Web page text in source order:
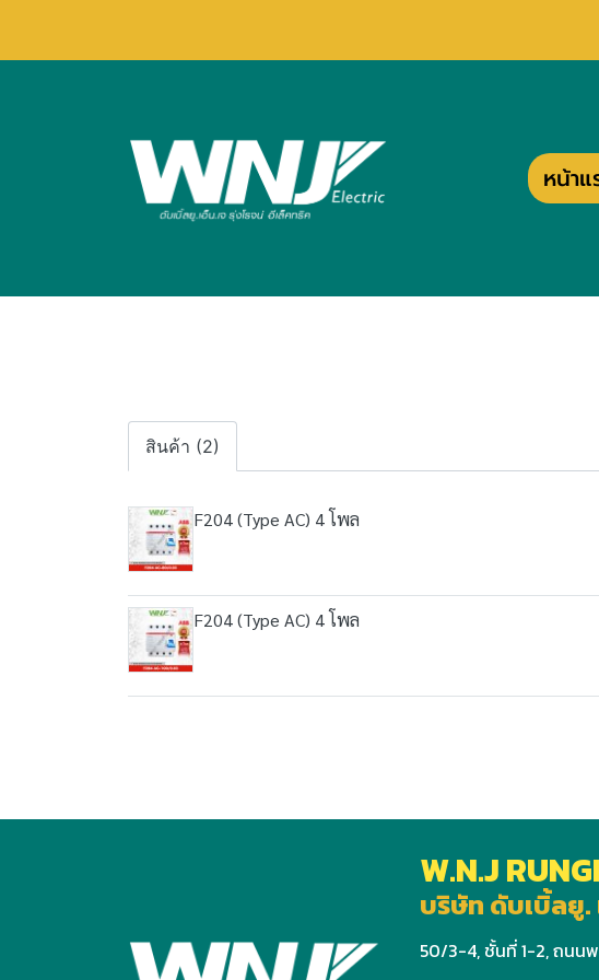
หน้าแ
สินค้า (2)
F204 (Type AC) 4 โพล
F204 (Type AC) 4 โพล
W.N.J
บริษัท ดับเบิ้ลยู.
50/3-4, ชั้นที่ 1-2, ถนนพ